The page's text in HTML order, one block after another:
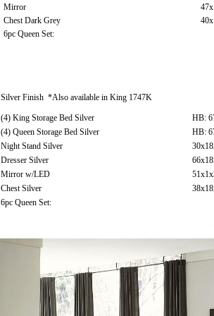
Mirror
Chest Dark Grey
6pc Queen Set:
Silver Finish *Also available in King 1747K
(4) King Storage Bed Silver
HB:
(4) Queen Storage Bed Silver
HB:
Night Stand Silver
Dresser Silver
Mirror w/LED
Chest Silver
6pc Queen Set: